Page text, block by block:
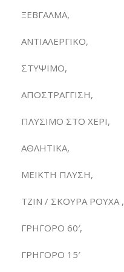
ΞΕΒΓΑΛΜΑ,
ΑΝΤΙΑΛΕΡΓΙΚΟ,
ΣΤΥΨΙΜΟ,
ΑΠΟΣΤΡΑΓΓΙΣΗ,
ΠΛΥΣΙΜΟ ΣΤΟ ΧΕΡΙ,
ΑΘΛΗΤΙΚΑ,
ΜΕΙΚΤΗ ΠΛΥΣΗ,
ΤΖΙΝ / ΣΚΟΥΡΑ ΡΟΥΧΑ ,
ΓΡΗΓΟΡΟ 60′,
ΓΡΗΓΟΡΟ 15′